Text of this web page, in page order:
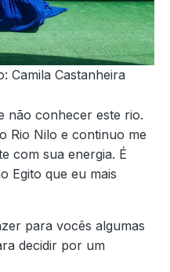
Camila Castanheira
não conhecer este rio.
Rio Nilo e continuo me
com sua energia. É
Egito que eu mais
para vocês algumas
decidir por um